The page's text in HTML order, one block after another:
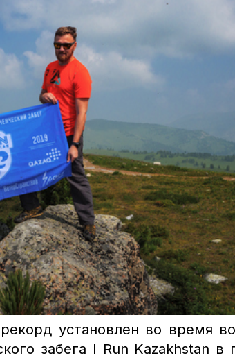
установлен во время
забега I Run Kazakhstan в